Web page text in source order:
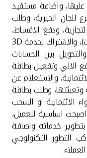
واضافة مستفيد
للجان الخيرية، وطلب
ودفع الاقساط،
والاشتراك بخدمة3D
بين الحسابات
الالي وتفعيل بطاقة
والاستعلام عن
وتعبئتها، وطلب بطاقة
الائتمانية او السحب
اساسية للعميل،
خدماته واضافة
التطور التكنولوجي